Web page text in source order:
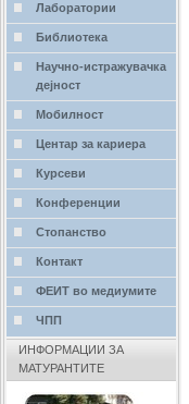
Лаборатории
Библиотека
Научно-истражувачка
дејност
Мобилност
Центар за кариера
Курсеви
Конференции
Стопанство
Контакт
ФЕИТ во медиумите
ЧПП
ИНФОРМАЦИИ ЗА
МАТУРАНТИТЕ